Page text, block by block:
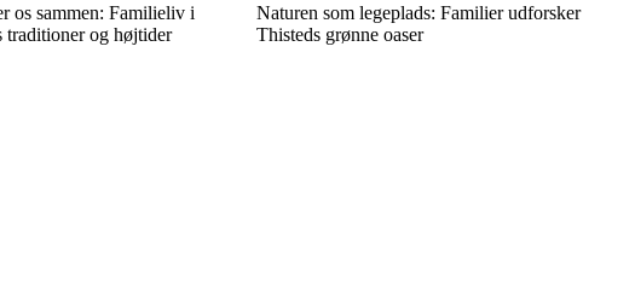
os sammen: Familieliv i
traditioner og højtider
Naturen som legeplads: Familier udforsker
Thisteds grønne oaser